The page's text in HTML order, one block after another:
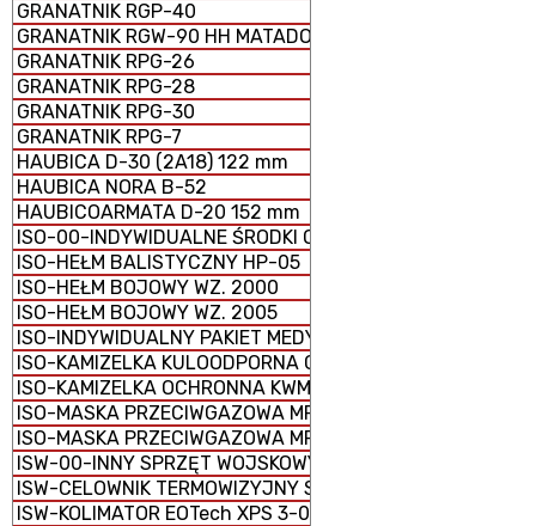
GRANATNIK RGP-40
GRANATNIK RGW-90 HH MATADOR
GRANATNIK RPG-26
GRANATNIK RPG-28
GRANATNIK RPG-30
GRANATNIK RPG-7
HAUBICA D-30 (2A18) 122 mm
HAUBICA NORA B-52
HAUBICOARMATA D-20 152 mm
ISO-00-INDYWIDUALNE ŚRODKI OCHRONY
ISO-HEŁM BALISTYCZNY HP-05
ISO-HEŁM BOJOWY WZ. 2000
ISO-HEŁM BOJOWY WZ. 2005
ISO-INDYWIDUALNY PAKIET MEDYCZNY IPMED 45 WP
ISO-KAMIZELKA KULOODPORNA GRYF PLATE CARRIER
ISO-KAMIZELKA OCHRONNA KWM-02
ISO-MASKA PRZECIWGAZOWA MP-5
ISO-MASKA PRZECIWGAZOWA MP-6
ISW-00-INNY SPRZĘT WOJSKOWY
ISW-CELOWNIK TERMOWIZYJNY SCT-RUBIN
ISW-KOLIMATOR EOTech XPS 3-0